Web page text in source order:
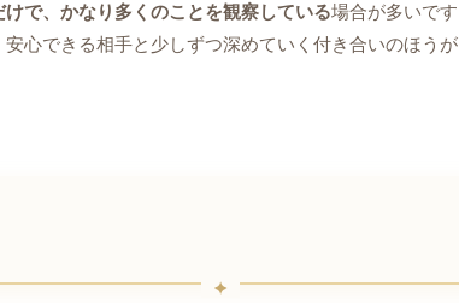
で、かなり多くのことを観察している場合が多いで
心できる相手と少しずつ深めていく付き合いのほうが